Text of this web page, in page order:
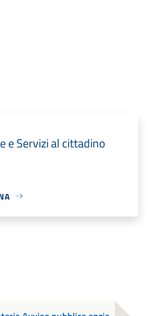
e Servizi al cittadino